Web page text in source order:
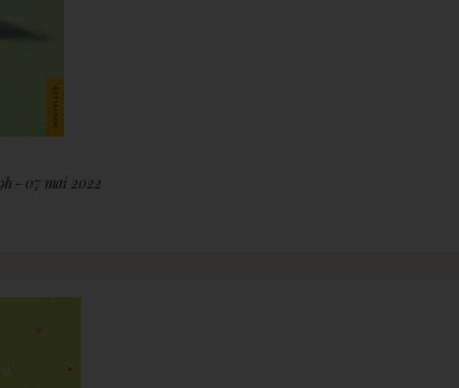
- 07 mai 2022